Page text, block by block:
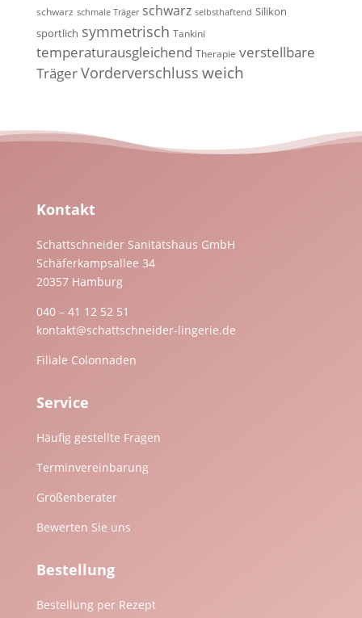
schwarz schmale Träger schwarz selbsthaftend Silikon
sportlich symmetrisch Tankini
temperaturausgleichend Therapie verstellbare
TrägerVorderverschluss weich
Kontakt
Schattschneider Sanitätshaus GmbH
Schäferkampsallee 34
20357 Hamburg
040 – 41 12 52 51
kontakt@schattschneider-lingerie.de
Filiale Colonnaden
Service
Häufig gestellte Fragen
Terminvereinbarung
Größenberater
Bewerten Sie uns
Bestellung
Bestellung per Rezept